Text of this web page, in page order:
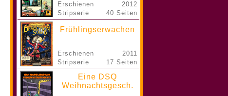
Erschienen
Stripserie
2012
40 Seiten
Frühlingserwachen
Erschienen
Stripserie
2011
17 Seiten
Eine DSQ
Weihnachtsgesch.